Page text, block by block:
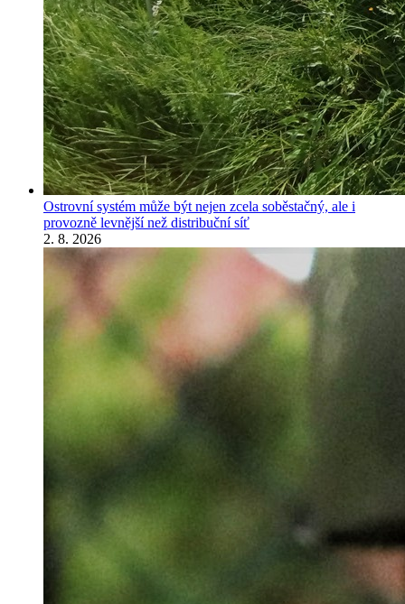
Ostrovní systém může být nejen zcela soběstačný, ale i
provozně levnější než distribuční síť
2. 8. 2026